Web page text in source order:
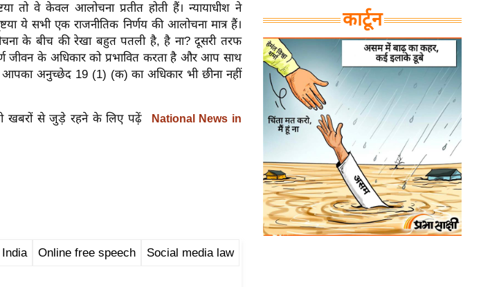
तो वे केवल आलोचना प्रतीत होती हैं। न्यायाधीश ने
ये सभी एक राजनीतिक निर्णय की आलोचना मात्र हैं।
के बीच की रेखा बहुत पतली है, है ना? दूसरी तरफ
जीवन के अधिकार को प्रभावित करता है और आप साथ
अनुच्छेद 19 (1) (क) का अधिकार भी छीना नहीं
खबरों से जुड़े रहने के लिए पढ़ें
National News in
Online free speech Social media law
कार्टून